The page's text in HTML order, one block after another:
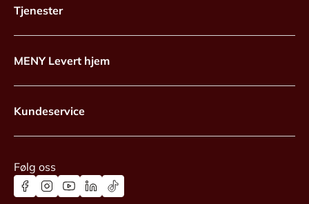
Tjenester
MENY Levert hjem
Kundeservice
Følg oss